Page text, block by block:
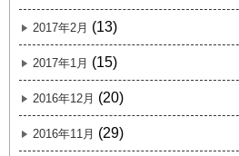
2017年2月 (13)
2017年1月 (15)
2016年12月 (20)
2016年11月 (29)